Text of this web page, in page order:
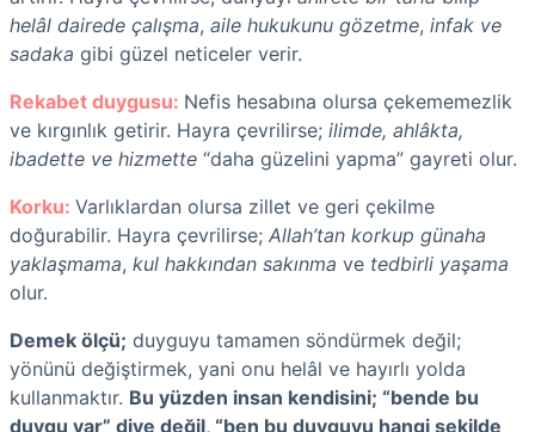
helâl dairede çalışma, aile hukukunu gözetme, infak ve
sadaka gibi güzel neticeler verir.
Rekabet duygusu: Nefis hesabına olursa çekememezlik
ve kırgınlık getirir. Hayra çevrilirse; ilimde, ahlâkta,
ibadette ve hizmette “daha güzelini yapma” gayreti olur.
Korku: Varlıklardan olursa zillet ve geri çekilme
doğurabilir. Hayra çevrilirse; Allah’tan korkup günaha
yaklaşmama, kul hakkından sakınma ve tedbirli yaşama
olur.
Demek ölçü; duyguyu tamamen söndürmek değil;
yönünü değiştirmek, yani onu helâl ve hayırlı yolda
kullanmaktır. Bu yüzden insan kendisini; “bende bu
duygu var” diye değil, “ben bu duyguyu hangi şekilde